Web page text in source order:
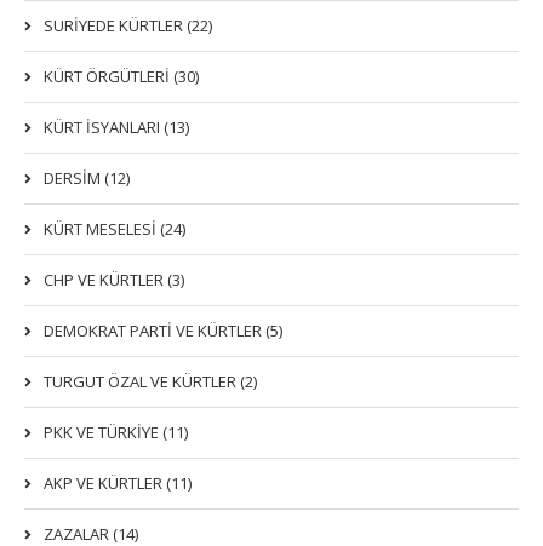
SURİYEDE KÜRTLER (22)
KÜRT ÖRGÜTLERİ (30)
KÜRT İSYANLARI (13)
DERSIM (12)
KÜRT MESELESİ (24)
CHP VE KÜRTLER (3)
DEMOKRAT PARTI VE KÜRTLER (5)
TURGUT ÖZAL VE KÜRTLER (2)
PKK VE TÜRKIYE (11)
AKP VE KÜRTLER (11)
ZAZALAR (14)